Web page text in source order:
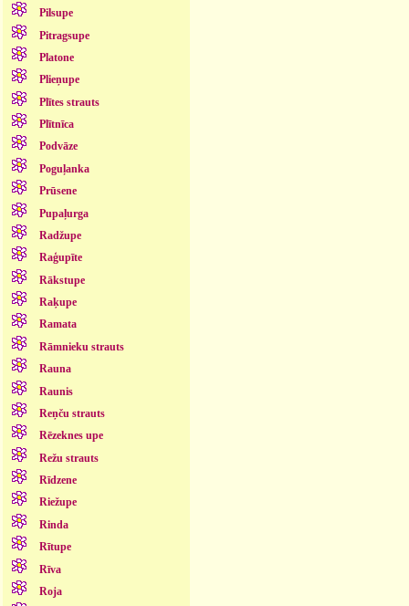
Pilsupe
Pitragsupe
Platone
Plieņupe
Plītes strauts
Plītnīca
Podvāze
Poguļanka
Prūsene
Pupaļurga
Radžupe
Raģupīte
Rākstupe
Raķupe
Ramata
Rāmnieku strauts
Rauna
Raunis
Reņču strauts
Rēzeknes upe
Režu strauts
Rīdzene
Riežupe
Rinda
Rītupe
Rīva
Roja